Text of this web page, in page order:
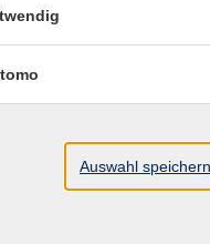
Dienstag
Auswahl speichern